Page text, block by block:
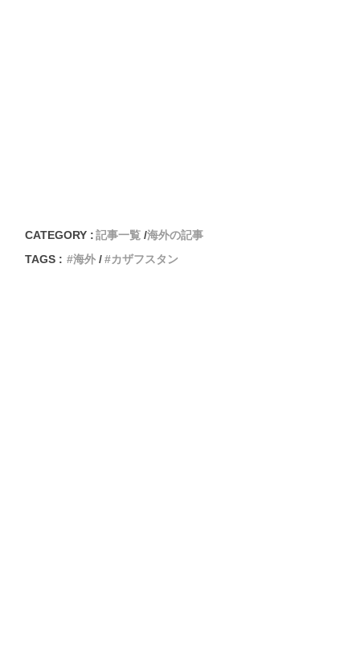
CATEGORY : 記事一覧 海外の記事
TAGS :
海外 カザフスタン